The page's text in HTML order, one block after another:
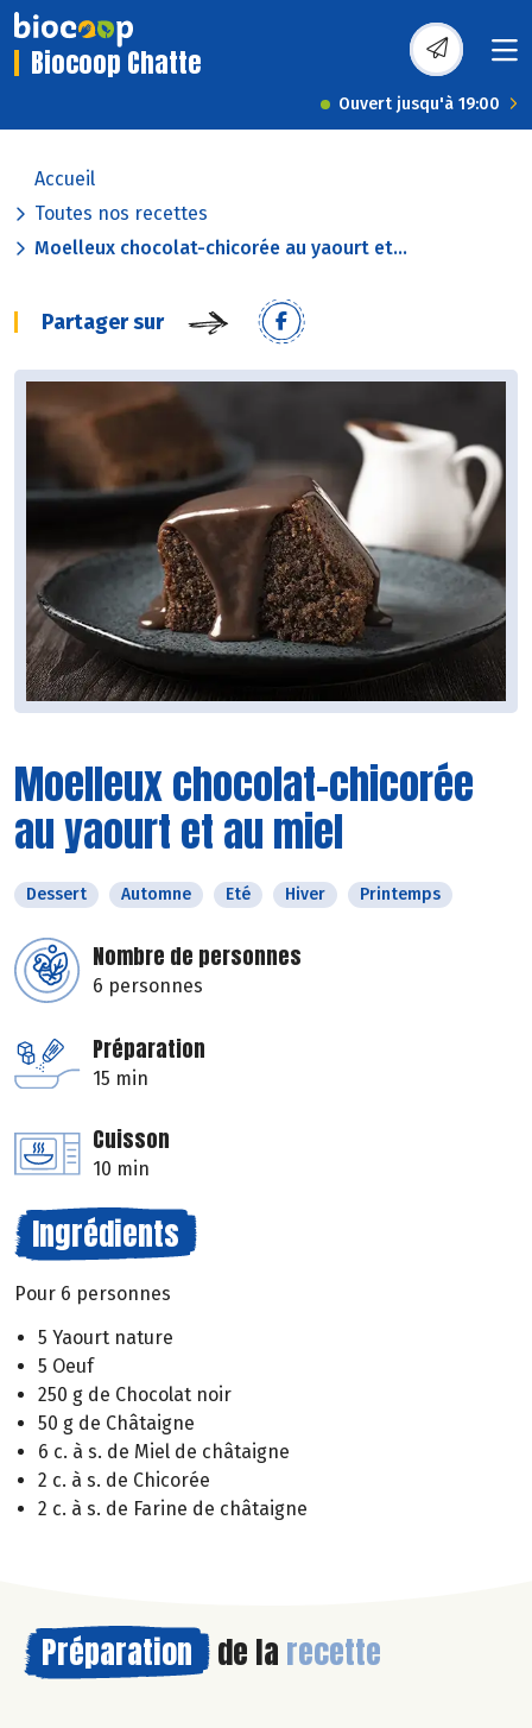
Biocoop Chatte
Ouvert jusqu'à 19:00
Accueil
Toutes nos recettes
Moelleux chocolat-chicorée au yaourt et...
Partager sur
Moelleux chocolat-chicorée
au yaourt et au miel
Dessert Automne Eté Hiver Printemps
Nombre de personnes
6 personnes
Préparation
15 min
Cuisson
10 min
Ingrédients
Pour 6 personnes
5 Yaourt nature
5 Oeuf
250 g de Chocolat noir
50 g de Châtaigne
6 c. à s. de Miel de châtaigne
2 c. à s. de Chicorée
2 c. à s. de Farine de châtaigne
Préparation de la recette